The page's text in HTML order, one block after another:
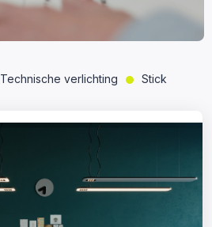
Technische verlichting Stick